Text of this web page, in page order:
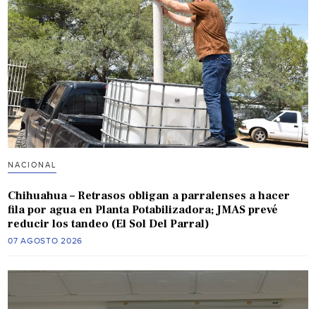
NACIONAL
Chihuahua – Retrasos obligan a parralenses a hacer
fila por agua en Planta Potabilizadora; JMAS prevé
reducir los tandeo (El Sol Del Parral)
07 AGOSTO 2026